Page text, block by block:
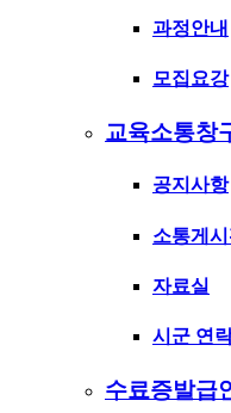
과정안내
모집요강
교육소통창
공지사항
소통게
자료실
시군 연
수료증발급